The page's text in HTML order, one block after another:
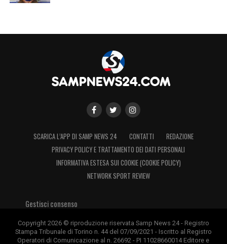
SCARICA L’APP DI SAMP NEWS 24 CONTATTI
REDAZIONE
PRIVACY POLICY E TRATTAMENTO DEI DATI PERSONALI
INFORMATIVA ESTESA SUI COOKIE (COOKIE POLICY)
NETWORK SPORT REVIEW
Gestisci consenso
Copyright 2026 © riproduzione riservata Samp News 24 - Registro
Stampa Tribunale di Torino n. 44 del 07/09/2021 - Iscritto al Registro
Operatori di Comunicazione al n. 26692 - PI 11028660014 Editore e